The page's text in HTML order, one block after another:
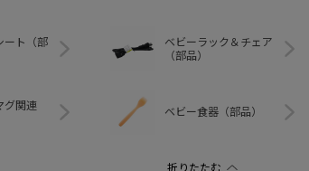
ート（部
ベビーラック＆チェア
（部品）
グ関連
ベビー食器（部品）